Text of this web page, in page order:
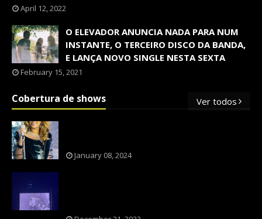
April 12, 2022
O ELEVADOR ANUNCIA NADA PARA NUM
INSTANTE, O TERCEIRO DISCO DA BANDA,
E LANÇA NOVO SINGLE NESTA SEXTA
February 15, 2021
Cobertura de shows Ver todos
January 08, 2024